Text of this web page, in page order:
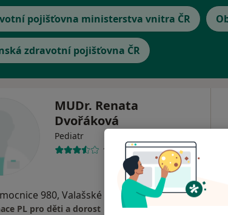
pojišťovna ministerstva vnitra ČR
zdravotní pojišťovna ČR
MUDr. Renata
Dvořáková
Pediatr
19 názorů
980, Valašské Meziříčí•Mapa
PL pro děti a dorost